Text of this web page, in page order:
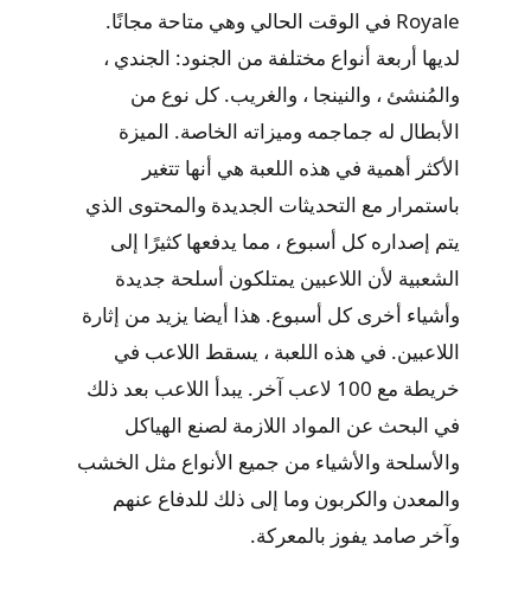
Royale في الوقت الحالي وهي متاحة مجانًا.
لديها أربعة أنواع مختلفة من الجنود: الجندي ،
والمُنشئ ، والنينجا ، والغريب. كل نوع من
الأبطال له جماجمه وميزاته الخاصة. الميزة
الأكثر أهمية في هذه اللعبة هي أنها تتغير
باستمرار مع التحديثات الجديدة والمحتوى الذي
يتم إصداره كل أسبوع ، مما يدفعها كثيرًا إلى
الشعبية لأن اللاعبين يمتلكون أسلحة جديدة
وأشياء أخرى كل أسبوع. هذا أيضا يزيد من إثارة
اللاعبين. في هذه اللعبة ، يسقط اللاعب في
خريطة مع 100 لاعب آخر. يبدأ اللاعب بعد ذلك
في البحث عن المواد اللازمة لصنع الهياكل
والأسلحة والأشياء من جميع الأنواع مثل الخشب
والمعدن والكربون وما إلى ذلك للدفاع عنهم
وآخر صامد يفوز بالمعركة.